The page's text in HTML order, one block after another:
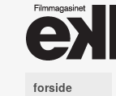
forside